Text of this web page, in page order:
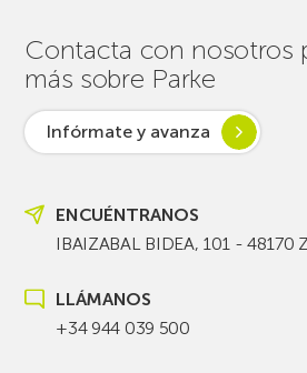
Contacta con nosotros
más sobre Parke
Infórmate y avanza
ENCUÉNTRANOS
IBAIZABAL BIDEA, 101 - 48170
LLÁMANOS
+34 944 039 500